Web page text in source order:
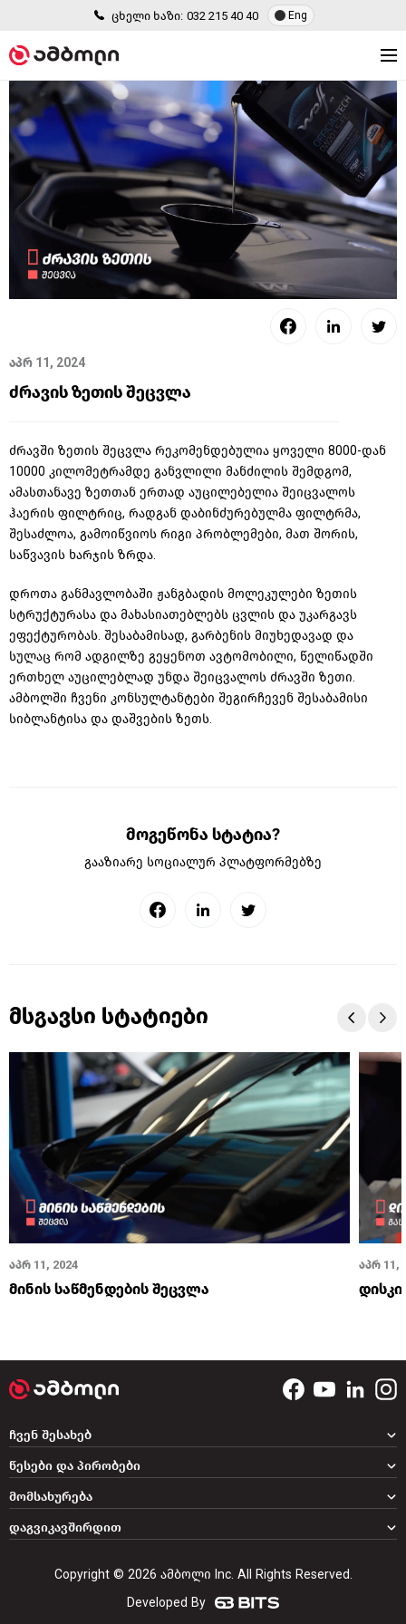
ცხელი ხაზი: 032 215 40 40 Eng
აპრ 11, 2024
ძრავის ზეთის შეცვლა
ძრავში ზეთის შეცვლა რეკომენდებულია ყოველი 8000-დან
10000 კილომეტრამდე განვლილი მანძილის შემდგომ,
ამასთანავე ზეთთან ერთად აუცილებელია შეიცვალოს
ჰაერის ფილტრიც, რადგან დაბინძურებულმა ფილტრმა,
შესაძლოა, გამოიწვიოს რიგი პრობლემები, მათ შორის,
საწვავის ხარჯის ზრდა.
დროთა განმავლობაში ჟანგბადის მოლეკულები ზეთის
სტრუქტურასა და მახასიათებლებს ცვლის და უკარგავს
ეფექტურობას. შესაბამისად, გარბენის მიუხედავად და
სულაც რომ ადგილზე გეყენოთ ავტომობილი, წელიწადში
ერთხელ აუცილებლად უნდა შეიცვალოს ძრავში ზეთი.
ამბოლში ჩვენი კონსულტანტები შეგირჩევენ შესაბამისი
სიბლანტისა და დაშვების ზეთს.
მოგეწონა სტატია?
გააზიარე სოციალურ პლატფორმებზე
მსგავსი სტატიები
აპრ 11, 2024
მინის საწმენდების შეცვლა
აპრ 11,
დაგვიკავშირდით
ჩვენ შესახებ
წესები და პირობები
მომსახურება
Copyright © 2026 ამბოლი Inc. All Rights Reserved.
Developed By